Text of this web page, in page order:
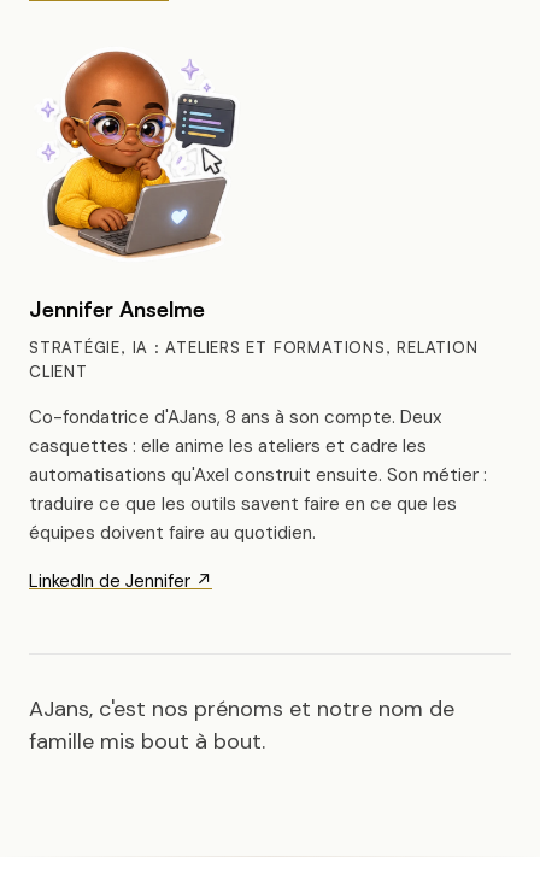
Jennifer Anselme
STRATÉGIE, IA : ATELIERS ET FORMATIONS, RELATION
CLIENT
Co-fondatrice d'AJans, 8 ans à son compte. Deux
casquettes : elle anime les ateliers et cadre les
automatisations qu'Axel construit ensuite. Son métier :
traduire ce que les outils savent faire en ce que les
équipes doivent faire au quotidien.
LinkedIn de Jennifer ↗
AJans, c'est nos prénoms et notre nom de
famille mis bout à bout.